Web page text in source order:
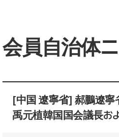
会員自治体
[中国 遼寧省] 郝鵬遼寧
禹元植韓国国会議長お